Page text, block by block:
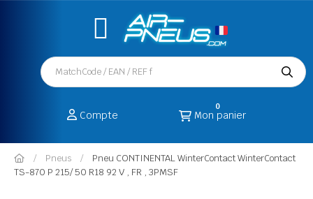
Compte Mon panier
0
Pneus
Pneu CONTINENTAL WinterContact WinterContact
TS-870 P 215/ 50 R18 92 V , FR , 3PMSF